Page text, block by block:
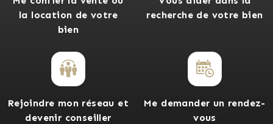
la location de votre
bien
recherche de votre bien
Rejoindre mon réseau et
devenir conseiller
Me demander un rendez-
vous